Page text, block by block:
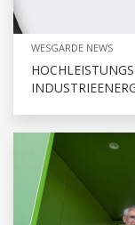
WESGARDE NEWS